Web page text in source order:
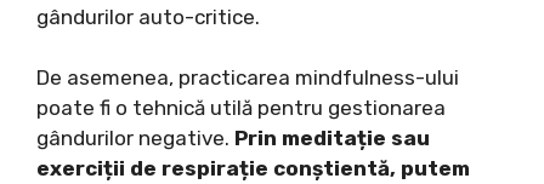
gândurilor auto-critice.
De asemenea, practicarea mindfulness-ului
poate fi o tehnică utilă pentru gestionarea
gândurilor negative. Prin meditație sau
exerciții de respirație conștientă, putem